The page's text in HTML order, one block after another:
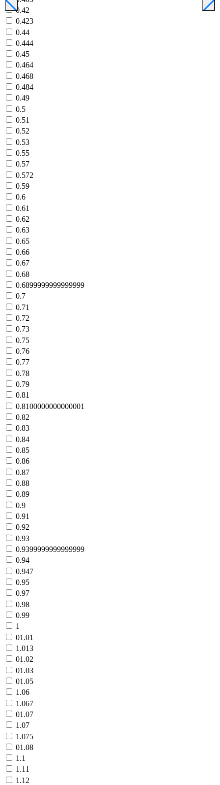
0.42
0.423
0.44
0.444
0.45
0.464
0.468
0.484
0.49
0.5
0.51
0.52
0.53
0.55
0.57
0.572
0.59
0.6
0.61
0.62
0.63
0.65
0.66
0.67
0.68
0.6899999999999999
0.7
0.71
0.72
0.73
0.75
0.76
0.77
0.78
0.79
0.81
0.8100000000000001
0.82
0.83
0.84
0.85
0.86
0.87
0.88
0.89
0.9
0.91
0.92
0.93
0.9399999999999999
0.94
0.947
0.95
0.97
0.98
0.99
1
01.01
1.013
01.02
01.03
01.05
1.06
1.067
01.07
1.07
1.075
01.08
1.1
1.11
1.12